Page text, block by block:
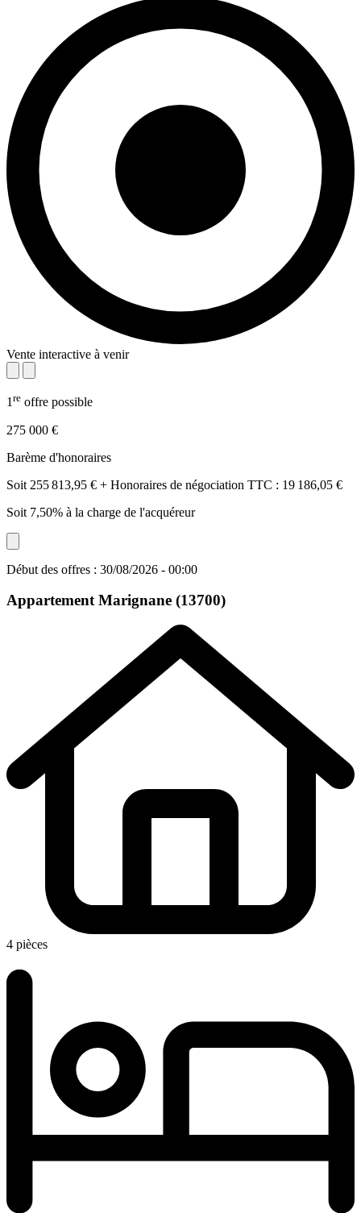
Vente interactive à venir
1re offre possible
275 000 €
Barème d'honoraires
Soit 255 813,95 € + Honoraires de négociation TTC : 19 186,05 €
Soit 7,50% à la charge de l'acquéreur
Début des offres : 30/08/2026 - 00:00
AppartementMarignane (13700)
4 pièces